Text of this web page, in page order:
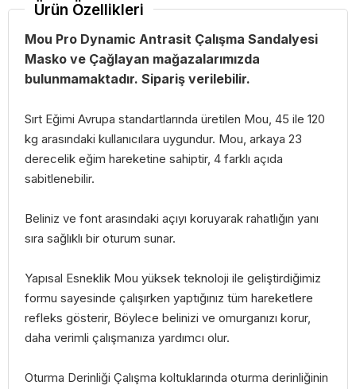
Ürün Özellikleri
Mou Pro Dynamic Antrasit Çalışma Sandalyesi
Masko ve Çağlayan mağazalarımızda
bulunmamaktadır. Sipariş verilebilir.
Sırt Eğimi Avrupa standartlarında üretilen Mou, 45 ile 120
kg arasındaki kullanıcılara uygundur. Mou, arkaya 23
derecelik eğim hareketine sahiptir, 4 farklı açıda
sabitlenebilir.
Beliniz ve font arasındaki açıyı koruyarak rahatlığın yanı
sıra sağlıklı bir oturum sunar.
Yapısal Esneklik Mou yüksek teknoloji ile geliştirdiğimiz
formu sayesinde çalışırken yaptığınız tüm hareketlere
refleks gösterir, Böylece belinizi ve omurganızı korur,
daha verimli çalışmanıza yardımcı olur.
Oturma Derinliği Çalışma koltuklarında oturma derinliğinin